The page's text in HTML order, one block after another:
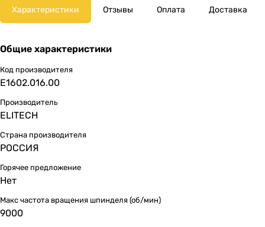
Характеристики Отзывы Оплата Доставка
Общие характеристики
Код производителя
E1602.016.00
Производитель
ELITECH
Страна производителя
РОССИЯ
Горячее предложение
Нет
Макс частота вращения шпинделя (об/мин)
9000